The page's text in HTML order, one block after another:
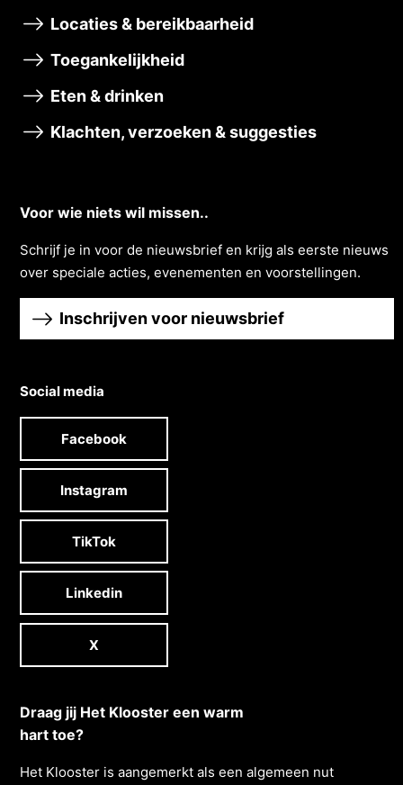
Locaties & bereikbaarheid
Toegankelijkheid
Eten & drinken
Klachten, verzoeken & suggesties
Voor wie niets wil missen..
Schrĳf je in voor de nieuwsbrief en krĳg als eerste nieuws
over speciale acties, evenementen en voorstellingen.
Inschrijven voor nieuwsbrief
Social media
Facebook
Instagram
TikTok
Linkedin
X
Draag jij Het Klooster een warm
hart toe?
Het Klooster is aangemerkt als een algemeen nut